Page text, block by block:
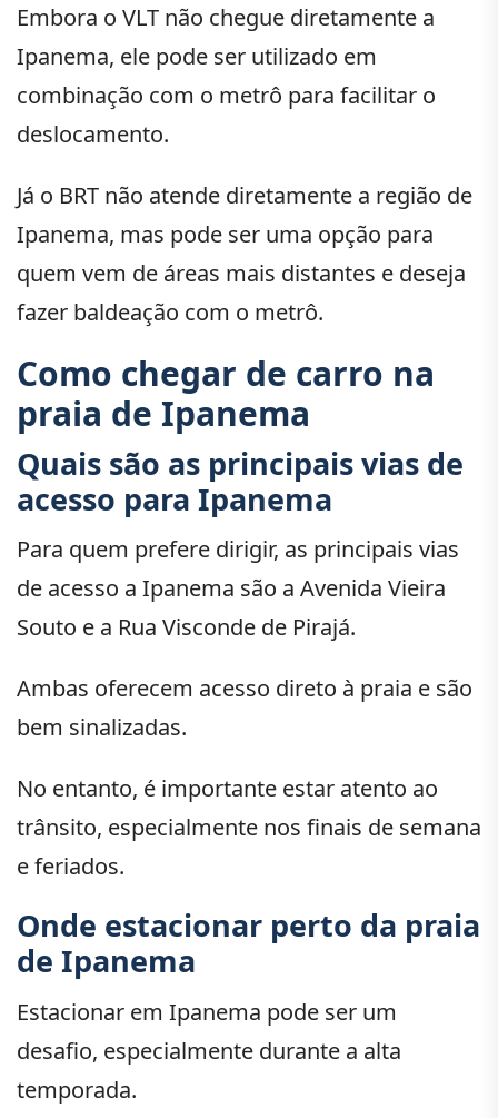
Embora o VLT não chegue diretamente a
Ipanema, ele pode ser utilizado em
combinação com o metrô para facilitar o
deslocamento.
Já o BRT não atende diretamente a região de
Ipanema, mas pode ser uma opção para
quem vem de áreas mais distantes e deseja
fazer baldeação com o metrô.
Como chegar de carro na
praia de Ipanema
Quais são as principais vias de
acesso para Ipanema
Para quem prefere dirigir, as principais vias
de acesso a Ipanema são a Avenida Vieira
Souto e a Rua Visconde de Pirajá.
Ambas oferecem acesso direto à praia e são
bem sinalizadas.
No entanto, é importante estar atento ao
trânsito, especialmente nos finais de semana
e feriados.
Onde estacionar perto da praia
de Ipanema
Estacionar em Ipanema pode ser um
desafio, especialmente durante a alta
temporada.